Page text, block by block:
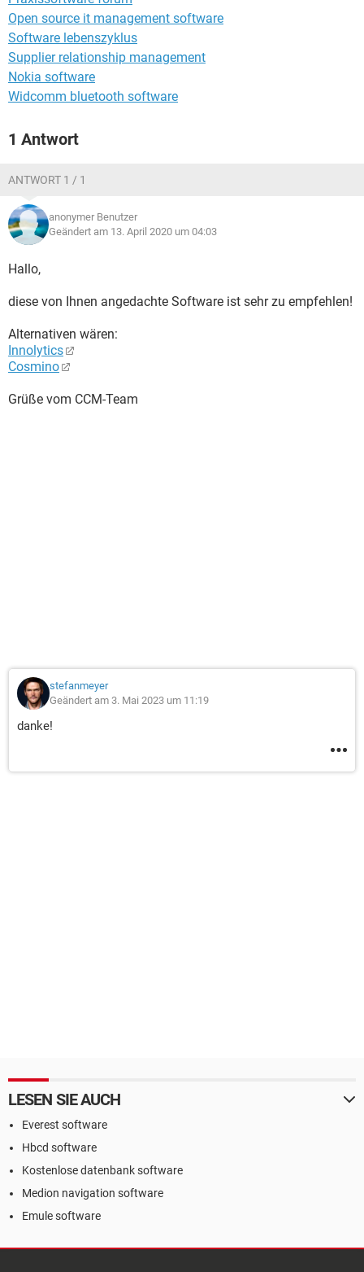
Open source it management software
Software lebenszyklus
Supplier relationship management
Nokia software
Widcomm bluetooth software
1 Antwort
ANTWORT 1 / 1
anonymer Benutzer
Geändert am 13. April 2020 um 04:03
Hallo,
diese von Ihnen angedachte Software ist sehr zu empfehlen!
Alternativen wären:
Innolytics
Cosmino
Grüße vom CCM-Team
stefanmeyer
Geändert am 3. Mai 2023 um 11:19
danke!
LESEN SIE AUCH
Everest software
Hbcd software
Kostenlose datenbank software
Medion navigation software
Emule software